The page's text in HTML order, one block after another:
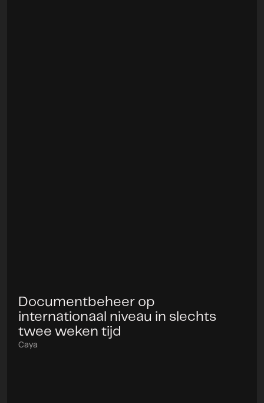
Project
Documentbeheer op
internationaal niveau in slechts
twee weken tijd
Caya